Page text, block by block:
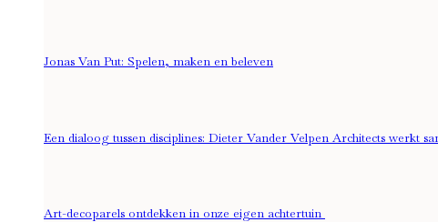
Jonas Van Put: Spelen, maken en beleven
Een dialoog tussen disciplines: Dieter Vander Velpen Architects werkt
Art-decoparels ontdekken in onze eigen achtertuin